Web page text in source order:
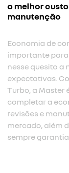
o melhor
manutenção
Economia de
importante
nesse quesito a
expectativas.
Turbo, a Master
completar a
revisões e
mercado, além
sempre